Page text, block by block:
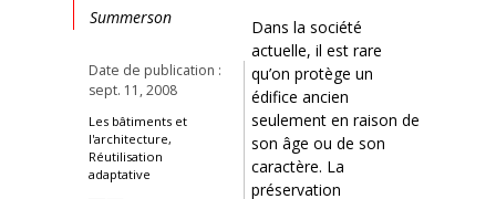
Summerson
Date de publication :
sept. 11, 2008
Les bâtiments et
l'architecture,
Réutilisation
adaptative
Dans la société
actuelle, il est rare
qu’on protège un
édifice ancien
seulement en raison de
son âge ou de son
caractère. La
préservation